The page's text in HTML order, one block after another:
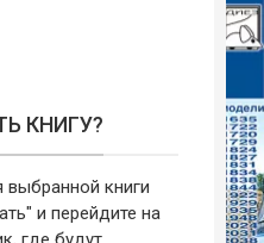
КНИГУ?
выбранной книги
и перейдите на